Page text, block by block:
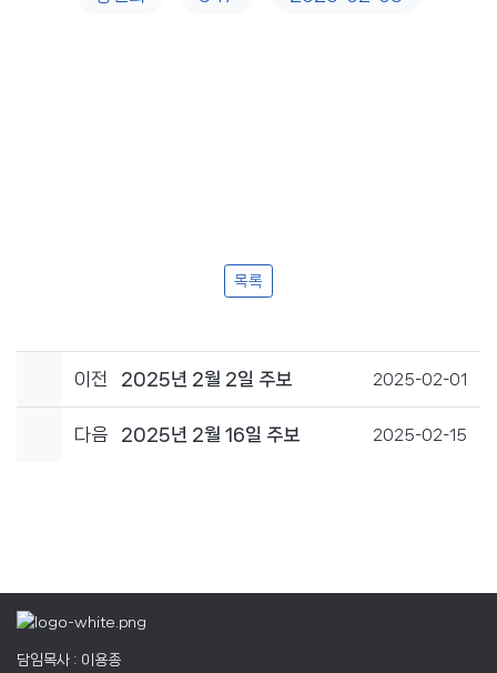
목록
이전 2025년 2월 2일 주보 2025-02-01
다음 2025년 2월 16일 주보 2025-02-15
담임목사 : 이용종